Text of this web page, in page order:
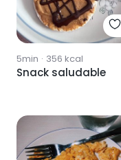
5min · 356 kcal
Snack saludable